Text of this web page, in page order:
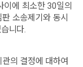
이에 최소한 30일의
소송제기와 동시
니다.
의 결정에 대하여